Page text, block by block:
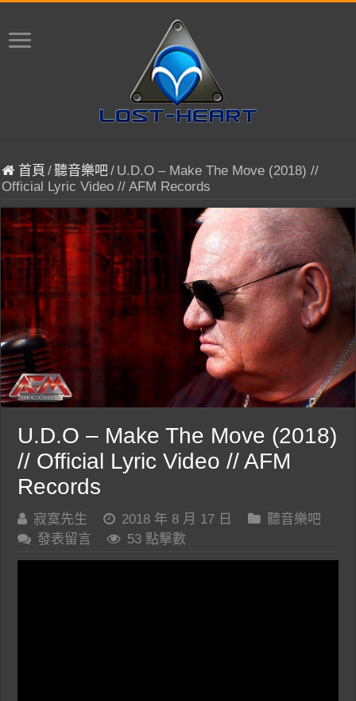
首頁 /聽音樂吧/ U.D.O – Make The Move (2018) //
Official Lyric Video // AFM Records
U.D.O – Make The Move (2018)
// Official Lyric Video // AFM
Records
寂寞先生 2018 年 8 月 17 日
聽音樂吧
發表留言
53 點擊數